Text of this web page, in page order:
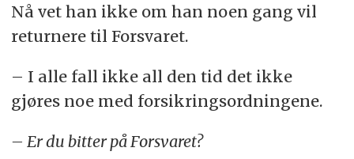
Nå vet han ikke om han noen gang vil
returnere til Forsvaret.
– I alle fall ikke all den tid det ikke
gjøres noe med forsikringsordningene.
– Er du bitter på Forsvaret?